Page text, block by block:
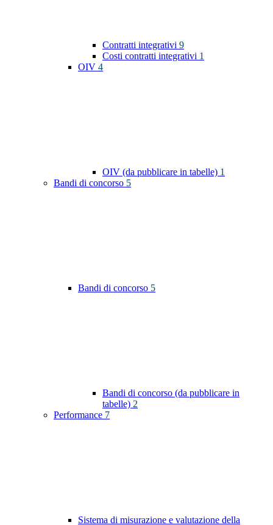
Contratti integrativi 9
Costi contratti integrativi 1
OIV 4
OIV (da pubblicare in tabelle) 1
Bandi di concorso 5
Bandi di concorso 5
Bandi di concorso (da pubblicare in
tabelle) 2
Performance 7
Sistema di misurazione e valutazione della